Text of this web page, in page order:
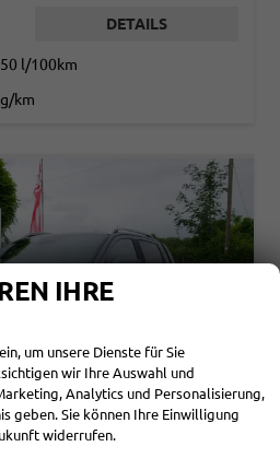
DETAILS
l/100km
km
IHRE
um unsere Dienste für Sie
wir Ihre Auswahl und
Analytics und Personalisierung,
geben. Sie können Ihre Einwilligung
widerrufen.